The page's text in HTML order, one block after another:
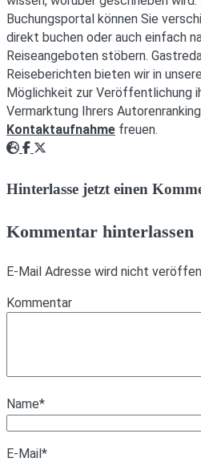
Buchungsportal können Sie
direkt buchen oder auch einfach
Reiseangeboten stöbern.
Reiseberichten bieten wir in
Möglichkeit zur Veröffentlichung
Vermarktung Ihrers
Kontaktaufnahme freuen.
Webseite
Facebook
Hinterlasse jetzt einen
Kommentar hinterlassen
E-Mail Adresse wird nicht
Kommentar
Name*
E-Mail*